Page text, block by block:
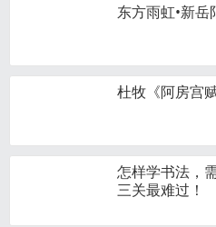
东方雨虹•新岳
杜牧《阿房宫
怎样学书法，
三关最难过！